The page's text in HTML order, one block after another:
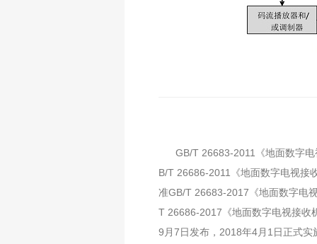
GB/T 26683-2011《地面数字电
B/T 26686-2011
《地面数字电视接
准GB/T 26683-2017 《地面数字电
T 26686-2017 《地面数字电视接
9 月7日发布， 2018年4月 1 日正式实